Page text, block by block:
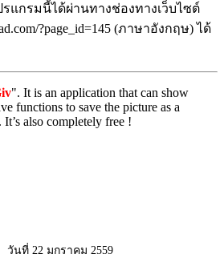
แกรมนี้ได้ผ่านทางช่องทางเว็บไซต์
?page_id=145 (ภาษาอังกฤษ) ได้
". It is an application that can show
functions to save the picture as a
also completely free !
วันที่ 22 มกราคม 2559